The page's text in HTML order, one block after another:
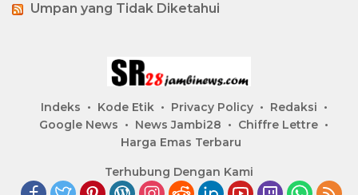
Umpan yang Tidak Diketahui
Indeks Kode Etik Privacy Policy
Redaksi
Google News
News Jambi28
Chiffre Lettre
Harga Emas Terbaru
Terhubung Dengan Kami